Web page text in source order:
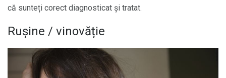
că sunteți corect diagnosticat și tratat.
Rușine / vinovăție